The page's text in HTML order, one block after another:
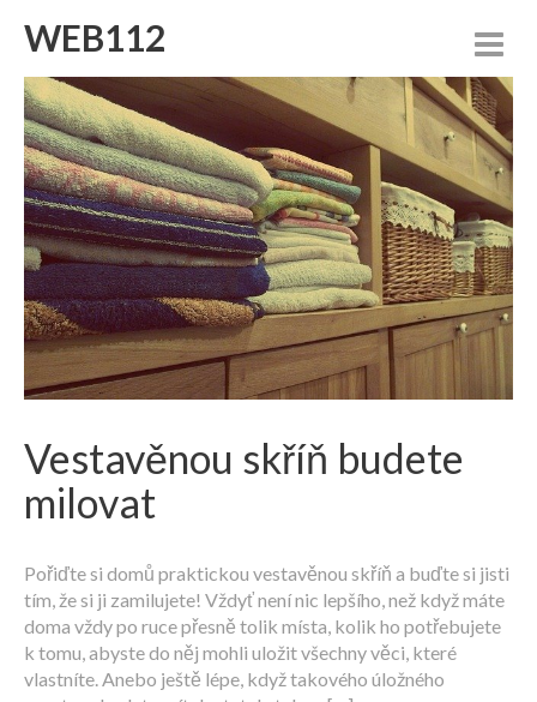
WEB112
Vestavěnou skříň budete
milovat
Pořiďte si domů praktickou vestavěnou skříň a buďte si jisti
tím, že si ji zamilujete! Vždyť není nic lepšího, než když máte
doma vždy po ruce přesně tolik místa, kolik ho potřebujete
k tomu, abyste do něj mohli uložit všechny věci, které
vlastníte. Anebo ještě lépe, když takového úložného